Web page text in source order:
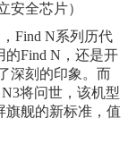
安全芯片）
Find N系列历代
的Find N，还是开
深刻的印象。而
将问世，该机型
旗舰的新标准，值